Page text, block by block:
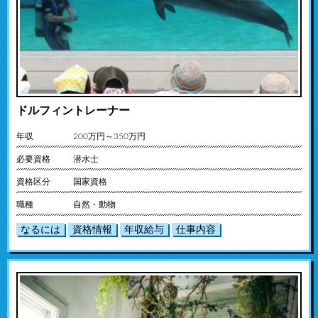
ドルフィントレーナー
年収 200万円～350万円
必要資格 潜水士
資格区分 国家資格
職種 自然・動物
なるには 資格情報 年収給与 仕事内容